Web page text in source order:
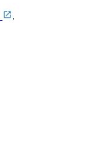
.